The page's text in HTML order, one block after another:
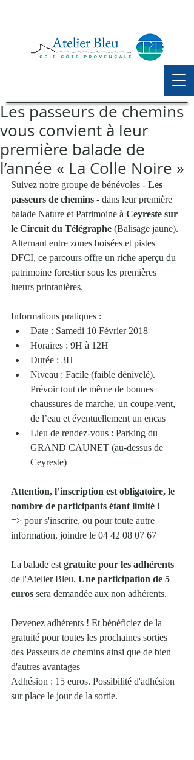
Les passeurs de chemins
vous convient à leur
première balade de
l’année « La Colle Noire »
Suivez notre groupe de bénévoles - Les
passeurs de chemins - dans leur première
balade Nature et Patrimoine à Ceyreste sur
le Circuit du Télégraphe (Balisage jaune).
Alternant entre zones boisées et pistes
DFCI, ce parcours offre un riche aperçu du
patrimoine forestier sous les premières
lueurs printanières.
Informations pratiques :
Date : Samedi 10 Février 2018
Horaires : 9H à 12H
Durée : 3H
Niveau : Facile (faible dénivelé).
Prévoir tout de même de bonnes
chaussures de marche, un coupe-vent,
de l’eau et éventuellement un encas
Lieu de rendez-vous : Parking du
GRAND CAUNET (au-dessus de
Ceyreste)
Attention, l’inscription est obligatoire, le
nombre de participants étant limité !
=> pour s'inscrire, ou pour toute autre
information, joindre le 04 42 08 07 67
La balade est gratuite pour les adhérents
de l'Atelier Bleu. Une participation de 5
euros sera demandée aux non adhérents.
Devenez adhérents ! Et bénéficiez de la
gratuité pour toutes les prochaines sorties
des Passeurs de chemins ainsi que de bien
d'autres avantages
Adhésion : 15 euros. Possibilité d'adhésion
sur place le jour de la sortie.